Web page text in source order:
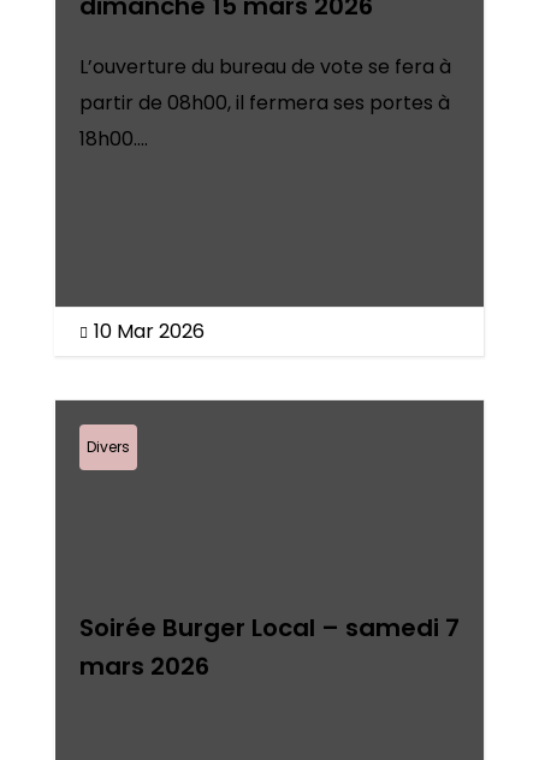
L’ouverture du bureau de vote se fera à
partir de 08h00, il fermera ses portes à
18h00....
 10 Mar 2026
Divers
Soirée Burger Local – samedi 7
mars 2026